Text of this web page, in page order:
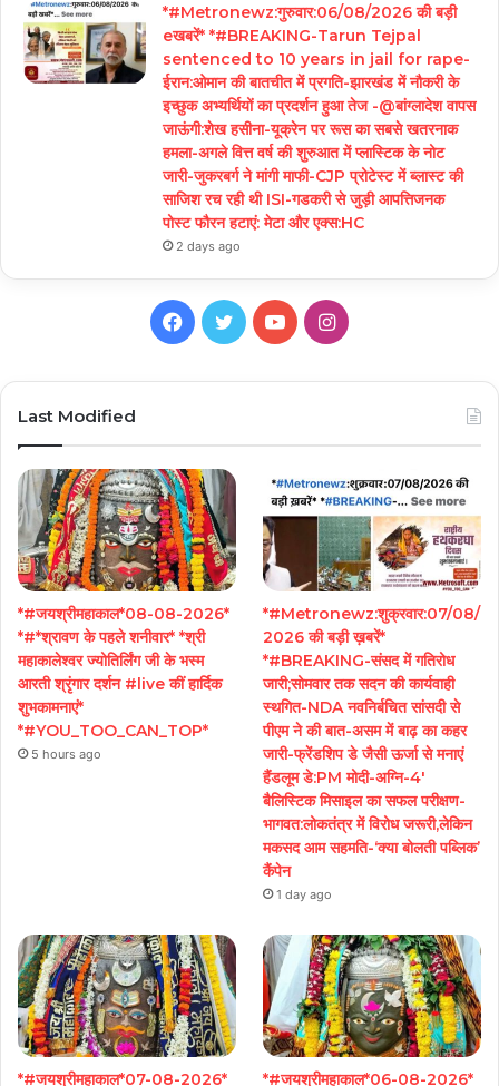
*#Metronewz:गुरुवार:06/08/2026 की बड़ी
eखबरें* *#BREAKING-Tarun Tejpal
sentenced to 10 years in jail for rape-
ईरान:ओमान की बातचीत में प्रगति-झारखंड में नौकरी के
इच्छुक अभ्यर्थियों का प्रदर्शन हुआ तेज -@बांग्लादेश वापस
जाऊंगी:शेख हसीना-यूक्रेन पर रूस का सबसे खतरनाक
हमला-अगले वित्त वर्ष की शुरुआत में प्लास्टिक के नोट
जारी-जुकरबर्ग ने मांगी माफी-CJP प्रोटेस्ट में ब्लास्ट की
साजिश रच रही थी ISI-गडकरी से जुड़ी आपत्तिजनक
पोस्ट फौरन हटाएं: मेटा और एक्स:HC
2 days ago
Facebook
TwitterYouTubeInstagram
Last Modified
*#जयश्रीमहाकाल*08-08-2026*
*#*श्रावण के पहले शनीवार* *श्री
महाकालेश्वर ज्योतिर्लिंग जी के भस्म
आरती श्रृंगार दर्शन #live कीं हार्दिक
शुभकामनाएं*
*#YOU_TOO_CAN_TOP*
5 hours ago
*#Metronewz:शुक्रवार:07/08/
2026 की बड़ी ख़बरें*
*#BREAKING-संसद में गतिरोध
जारी;सोमवार तक सदन की कार्यवाही
स्थगित-NDA नवनिर्बचित सांसदी से
पीएम ने की बात-असम में बाढ़ का कहर
जारी-फ्रेंडशिप डे जैसी ऊर्जा से मनाएं
हैंडलूम डे:PM मोदी-अग्नि-4′
बैलिस्टिक मिसाइल का सफल परीक्षण-
भागवत:लोकतंत्र में विरोध जरूरी,लेकिन
मकसद आम सहमति-‘क्या बोलती पब्लिक’
कैंपेन
1 day ago
*#जयश्रीमहाकाल*07-08-2026* *#जयश्रीमहाकाल*06-08-2026*